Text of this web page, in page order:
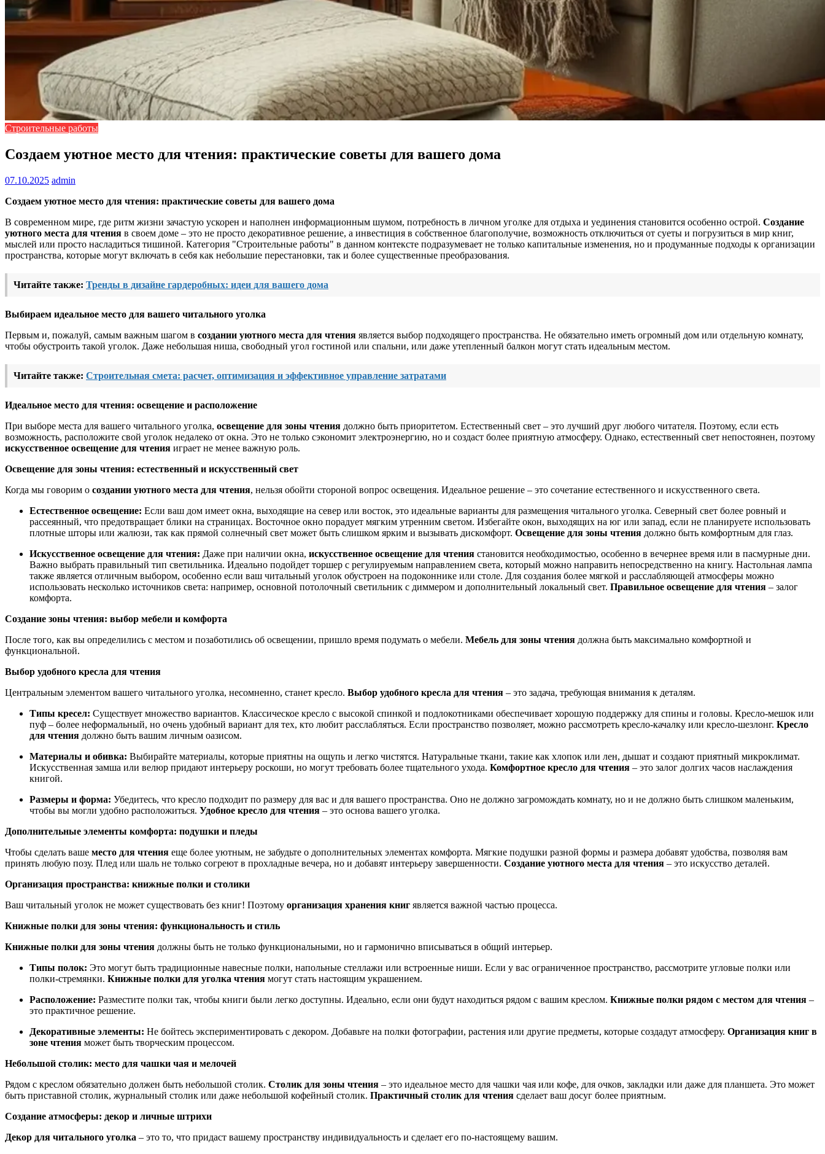
Строительные работы
Создаем уютное место для чтения: практические советы для вашего дома
07.10.2025 admin
Создаем уютное место для чтения: практические советы для вашего дома
В современном мире, где ритм жизни зачастую ускорен и наполнен информационным шумом, потребность в личном уголке для отдыха и уединения становится особенно острой. Создание
уютного места для чтения в своем доме – это не просто декоративное решение, а инвестиция в собственное благополучие, возможность отключиться от суеты и погрузиться в мир книг,
мыслей или просто насладиться тишиной. Категория "Строительные работы" в данном контексте подразумевает не только капитальные изменения, но и продуманные подходы к организации
пространства, которые могут включать в себя как небольшие перестановки, так и более существенные преобразования.
Читайте также: Тренды в дизайне гардеробных: идеи для вашего дома
Выбираем идеальное место для вашего читального уголка
Первым и, пожалуй, самым важным шагом в создании уютного места для чтения является выбор подходящего пространства. Не обязательно иметь огромный дом или отдельную комнату,
чтобы обустроить такой уголок. Даже небольшая ниша, свободный угол гостиной или спальни, или даже утепленный балкон могут стать идеальным местом.
Читайте также: Строительная смета: расчет, оптимизация и эффективное управление затратами
Идеальное место для чтения: освещение и расположение
При выборе места для вашего читального уголка, освещение для зоны чтения должно быть приоритетом. Естественный свет – это лучший друг любого читателя. Поэтому, если есть
возможность, расположите свой уголок недалеко от окна. Это не только сэкономит электроэнергию, но и создаст более приятную атмосферу. Однако, естественный свет непостоянен, поэтому
искусственное освещение для чтения играет не менее важную роль.
Освещение для зоны чтения: естественный и искусственный свет
Когда мы говорим о создании уютного места для чтения, нельзя обойти стороной вопрос освещения. Идеальное решение – это сочетание естественного и искусственного света.
Естественное освещение: Если ваш дом имеет окна, выходящие на север или восток, это идеальные варианты для размещения читального уголка. Северный свет более ровный и
рассеянный, что предотвращает блики на страницах. Восточное окно порадует мягким утренним светом. Избегайте окон, выходящих на юг или запад, если не планируете использовать
плотные шторы или жалюзи, так как прямой солнечный свет может быть слишком ярким и вызывать дискомфорт. Освещение для зоны чтения должно быть комфортным для глаз.
Искусственное освещение для чтения: Даже при наличии окна, искусственное освещение для чтения становится необходимостью, особенно в вечернее время или в пасмурные дни.
Важно выбрать правильный тип светильника. Идеально подойдет торшер с регулируемым направлением света, который можно направить непосредственно на книгу. Настольная лампа
также является отличным выбором, особенно если ваш читальный уголок обустроен на подоконнике или столе. Для создания более мягкой и расслабляющей атмосферы можно
использовать несколько источников света: например, основной потолочный светильник с диммером и дополнительный локальный свет. Правильное освещение для чтения – залог
комфорта.
Создание зоны чтения: выбор мебели и комфорта
После того, как вы определились с местом и позаботились об освещении, пришло время подумать о мебели. Мебель для зоны чтения должна быть максимально комфортной и
функциональной.
Выбор удобного кресла для чтения
Центральным элементом вашего читального уголка, несомненно, станет кресло. Выбор удобного кресла для чтения – это задача, требующая внимания к деталям.
Типы кресел: Существует множество вариантов. Классическое кресло с высокой спинкой и подлокотниками обеспечивает хорошую поддержку для спины и головы. Кресло-мешок или
пуф – более неформальный, но очень удобный вариант для тех, кто любит расслабляться. Если пространство позволяет, можно рассмотреть кресло-качалку или кресло-шезлонг. Кресло
для чтения должно быть вашим личным оазисом.
Материалы и обивка: Выбирайте материалы, которые приятны на ощупь и легко чистятся. Натуральные ткани, такие как хлопок или лен, дышат и создают приятный микроклимат.
Искусственная замша или велюр придают интерьеру роскоши, но могут требовать более тщательного ухода. Комфортное кресло для чтения – это залог долгих часов наслаждения
книгой.
Размеры и форма: Убедитесь, что кресло подходит по размеру для вас и для вашего пространства. Оно не должно загромождать комнату, но и не должно быть слишком маленьким,
чтобы вы могли удобно расположиться. Удобное кресло для чтения – это основа вашего уголка.
Дополнительные элементы комфорта: подушки и пледы
Чтобы сделать ваше место для чтения еще более уютным, не забудьте о дополнительных элементах комфорта. Мягкие подушки разной формы и размера добавят удобства, позволяя вам
принять любую позу. Плед или шаль не только согреют в прохладные вечера, но и добавят интерьеру завершенности. Создание уютного места для чтения – это искусство деталей.
Организация пространства: книжные полки и столики
Ваш читальный уголок не может существовать без книг! Поэтому организация хранения книг является важной частью процесса.
Книжные полки для зоны чтения: функциональность и стиль
Книжные полки для зоны чтения должны быть не только функциональными, но и гармонично вписываться в общий интерьер.
Типы полок: Это могут быть традиционные навесные полки, напольные стеллажи или встроенные ниши. Если у вас ограниченное пространство, рассмотрите угловые полки или
полки-стремянки. Книжные полки для уголка чтения могут стать настоящим украшением.
Расположение: Разместите полки так, чтобы книги были легко доступны. Идеально, если они будут находиться рядом с вашим креслом. Книжные полки рядом с местом для чтения –
это практичное решение.
Декоративные элементы: Не бойтесь экспериментировать с декором. Добавьте на полки фотографии, растения или другие предметы, которые создадут атмосферу. Организация книг в
зоне чтения может быть творческим процессом.
Небольшой столик: место для чашки чая и мелочей
Рядом с креслом обязательно должен быть небольшой столик. Столик для зоны чтения – это идеальное место для чашки чая или кофе, для очков, закладки или даже для планшета. Это может
быть приставной столик, журнальный столик или даже небольшой кофейный столик. Практичный столик для чтения сделает ваш досуг более приятным.
Создание атмосферы: декор и личные штрихи
Декор для читального уголка – это то, что придаст вашему пространству индивидуальность и сделает его по-настоящему вашим.